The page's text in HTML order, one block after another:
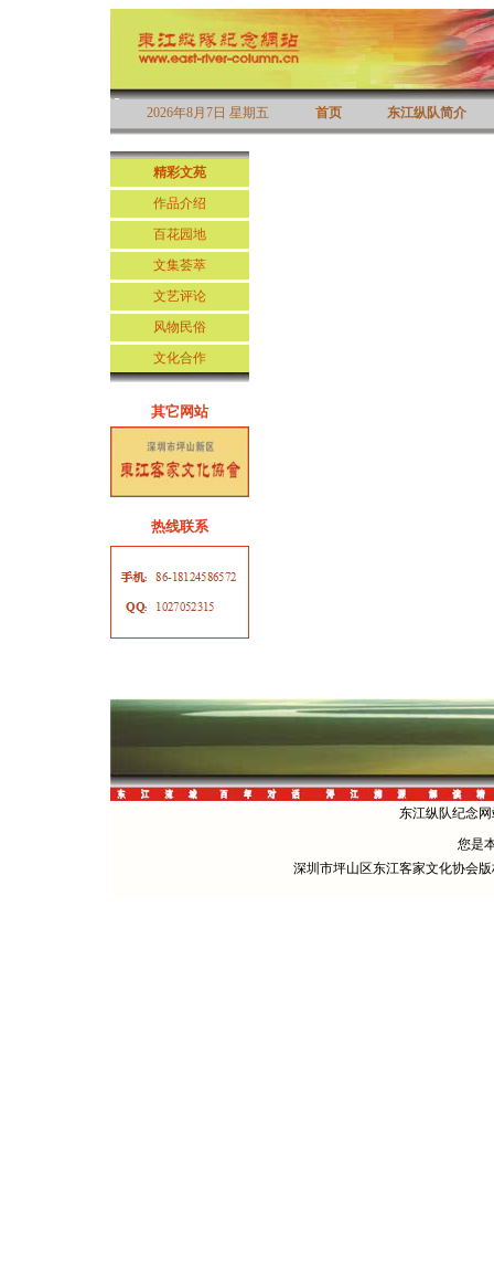
2026年8月7日 星期五 首页 东江纵队简介
精彩文苑
作品介绍
百花园地
文集荟萃
文艺评论
风物民俗
文化合作
其它网站
热线联系
东江纵队纪念
您是
深圳市坪山区东江客家文化协